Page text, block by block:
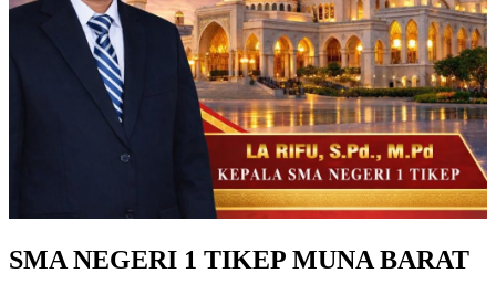
SMA NEGERI 1 TIKEP MUNA BARAT